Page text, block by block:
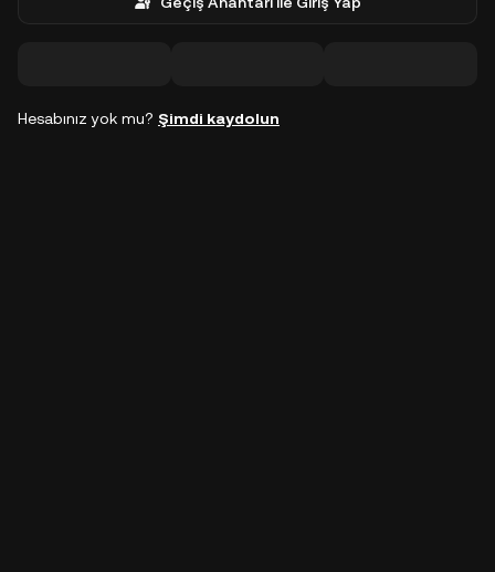
Hesabınız yok mu? Şimdi kaydolun